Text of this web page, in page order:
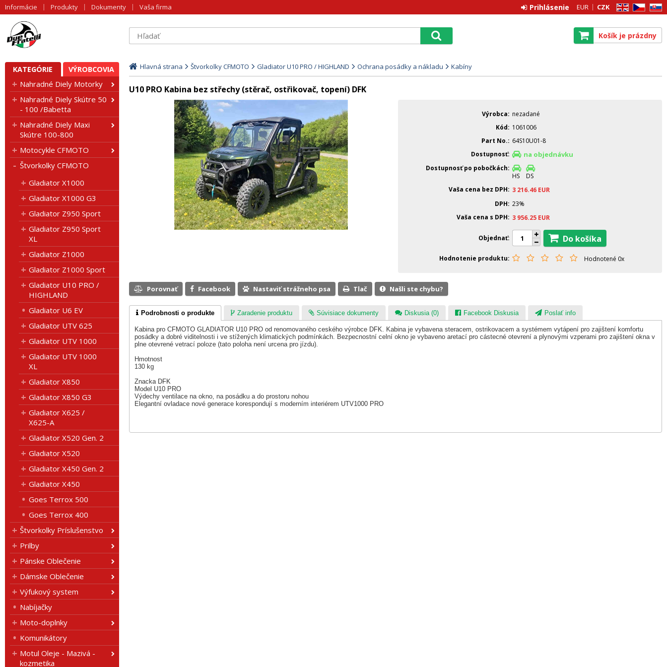
Informácie Produkty Dokumenty Vaša firma EN CZ SK
EUR CZK
Prihlásenie
Košík je prázdny
KATEGÓRIE VÝROBCOVIA
Nahradné Diely Motorky
Nahradné Diely Skútre 50
- 100 /Babetta
Nahradné Diely Maxi
Skútre 100-800
Motocykle CFMOTO
Štvorkolky CFMOTO
Gladiator X1000
Gladiator X1000 G3
Gladiator Z950 Sport
Gladiator Z950 Sport
XL
Gladiator Z1000
Gladiator Z1000 Sport
Gladiator U10 PRO /
HIGHLAND
Gladiator U6 EV
Gladiator UTV 625
Gladiator UTV 1000
Gladiator UTV 1000
XL
Gladiator X850
Gladiator X850 G3
Gladiator X625 /
X625-A
Gladiator X520 Gen. 2
Gladiator X520
Gladiator X450 Gen. 2
Gladiator X450
Goes Terrox 500
Goes Terrox 400
Štvorkolky Príslušenstvo
Prilby
Pánske Oblečenie
Dámske Oblečenie
Výfukový system
Nabíjačky
Moto-doplnky
Komunikátory
Motul Oleje - Mazivá -
kozmetika
Hlavná strana Štvorkolky CFMOTO Gladiator U10 PRO / HIGHLAND Ochrana posádky a nákladu Kabíny
U10 PRO Kabina bez střechy (stěrač, ostřikovač, topení) DFK
Výrobca
nezadané
Kód
1061006
Part No.
64S10U01-8
Dostupnosť
na objednávku
Dostupnosť po pobočkách
HS
DS
Vaša cena bez DPH
3 216.46 EUR
DPH 23%
Vaša cena s DPH
3 956.25 EUR
Objednať Do košíka
Hodnotenie produktu Hodnotené 0x
Porovnať Facebook Nastaviť strážneho psa Tlač Našli ste chybu?
Podrobnosti o produkte Zaradenie produktu Súvisiace dokumenty Diskusia (0) Facebook Diskusia Poslať info
Kabina pro CFMOTO GLADIATOR U10 PRO od renomovaného ceského výrobce DFK. Kabina je vybavena steracem, ostrikovacem a systémem vytápení pro zajištení komfortu
posádky a dobré viditelnosti i ve stížených klimatických podmínkách. Bezpecnostní celní okno je vybaveno aretací pro cástecné otevrení a plynovými vzperami pro zajištení okna v
plne otevrené vetrací poloze (tato poloha není urcena pro jízdu).
Hmotnost
130 kg
Znacka DFK
Model U10 PRO
Výdechy ventilace na okno, na posádku a do prostoru nohou
Elegantní ovladace nové generace korespondují s moderním interiérem UTV1000 PRO